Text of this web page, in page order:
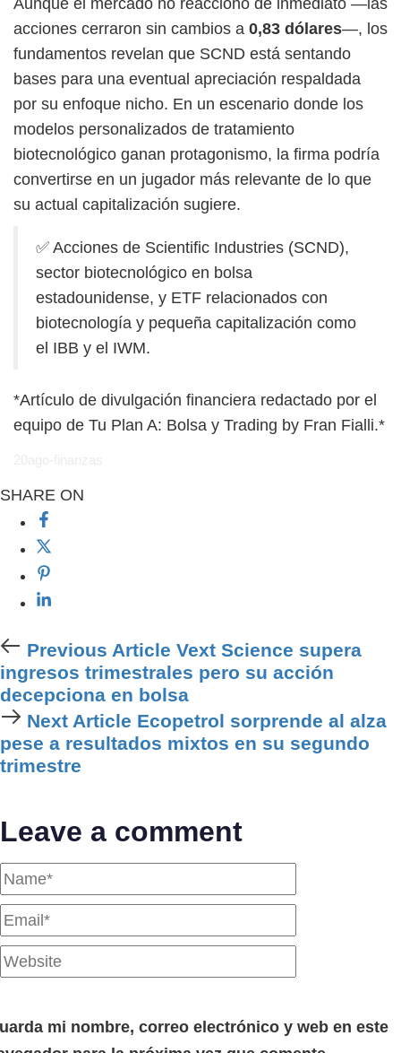
acciones cerraron sin cambios a 0,83 dólares—, los
fundamentos revelan que SCND está sentando
bases para una eventual apreciación respaldada
por su enfoque nicho. En un escenario donde los
modelos personalizados de tratamiento
biotecnológico ganan protagonismo, la firma podría
convertirse en un jugador más relevante de lo que
su actual capitalización sugiere.
✅ Acciones de Scientific Industries (SCND),
sector biotecnológico en bolsa
estadounidense, y ETF relacionados con
biotecnología y pequeña capitalización como
el IBB y el IWM.
*Artículo de divulgación financiera redactado por el
equipo de Tu Plan A: Bolsa y Trading by Fran Fialli.*
SHARE ON
Previous
Article
Previous Article Vext Science supera
ingresos trimestrales pero su acción
decepciona en bolsa
Next
Article
Next Article Ecopetrol sorprende al alza
pese a resultados mixtos en su segundo
trimestre
Leave a comment
mi nombre, correo electrónico y web en este